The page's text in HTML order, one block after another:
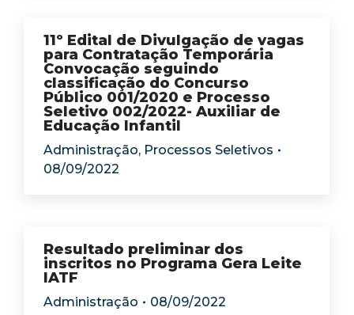
11º Edital de Divulgação de vagas
para Contratação Temporária
Convocação seguindo
classificação do Concurso
Público 001/2020 e Processo
Seletivo 002/2022- Auxiliar de
Educação Infantil
Administração, Processos Seletivos
08/09/2022
Resultado preliminar dos
inscritos no Programa Gera Leite
IATF
Administração 08/09/2022